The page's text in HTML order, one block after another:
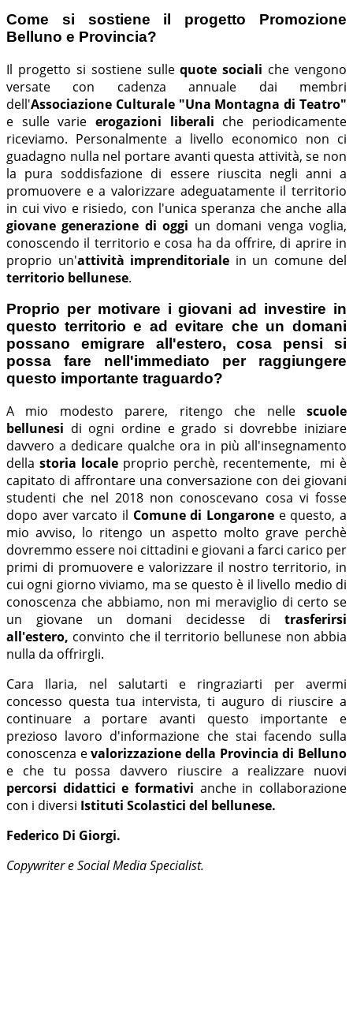
Come si sostiene il progetto Promozione
Belluno e Provincia?
Il progetto si sostiene sullequote sociali che vengono
versate con cadenza annuale dai membri
dell'Associazione Culturale "Una Montagna di Teatro"
e sulle varie erogazioni liberali che periodicamente
riceviamo. Personalmente a livello economico non ci
guadagno nulla nel portare avanti questa attività, se non
la pura soddisfazione di essere riuscita negli anni a
promuovere e a valorizzare adeguatamente il territorio
in cui vivo e risiedo, con l'unica speranza che anche alla
giovane generazione di oggi un domani venga voglia,
conoscendo il territorio e cosa ha da offrire, di aprire in
proprio un'attività imprenditoriale in un comune del
territorio bellunese.
Proprio per motivare i giovani ad investire in
questo territorio e ad evitare che un domani
possano emigrare all'estero, cosa pensi si
possa fare nell'immediato per raggiungere
questo importante traguardo?
A mio modesto parere, ritengo che nelle scuole
bellunesi di ogni ordine e grado si dovrebbe iniziare
davvero a dedicare qualche ora in più all'insegnamento
della storia locale proprio perchè, recentemente, mi è
capitato di affrontare una conversazione con dei giovani
studenti che nel 2018 non conoscevano cosa vi fosse
dopo aver varcato il Comune di Longarone e questo, a
mio avviso, lo ritengo un aspetto molto grave perchè
dovremmo essere noi cittadini e giovani a farci carico per
primi di promuovere e valorizzare il nostro territorio, in
cui ogni giorno viviamo, ma se questo è il livello medio di
conoscenza che abbiamo, non mi meraviglio di certo se
un giovane un domani decidesse di trasferirsi
all'estero, convinto che il territorio bellunese non abbia
nulla da offrirgli.
Cara Ilaria, nel salutarti e ringraziarti per avermi
concesso questa tua intervista, ti auguro di riuscire a
continuare a portare avanti questo importante e
prezioso lavoro d'informazione che stai facendo sulla
conoscenza evalorizzazione della Provincia di Belluno
e che tu possa davvero riuscire a realizzare nuovi
percorsi didattici e formativi anche in collaborazione
con i diversi Istituti Scolastici del bellunese.
Federico Di Giorgi.
Copywriter e Social Media Specialist.